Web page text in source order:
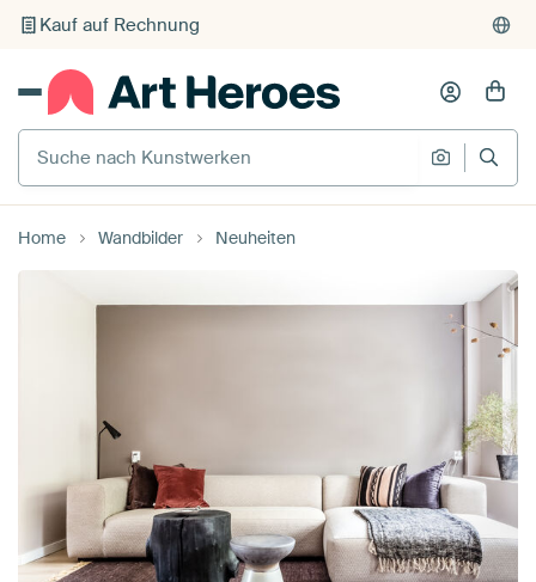
Kauf auf Rechnung
Individueller Druck auf Bestellung
Suche nach Kunstwerken
Suche
Home Wandbilder Neuheiten